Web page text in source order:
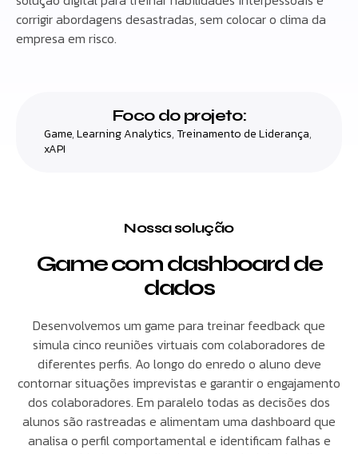
corrigir abordagens desastradas, sem colocar o clima da
empresa em risco.
Foco do projeto:
Game,Learning Analytics,Treinamento de Liderança,
xAPI
Nossa solução
Game com dashboard de
dados
Desenvolvemos um game para treinar feedback que
simula cinco reuniões virtuais com colaboradores de
diferentes perfis. Ao longo do enredo o aluno deve
contornar situações imprevistas e garantir o engajamento
dos colaboradores. Em paralelo todas as decisões dos
alunos são rastreadas e alimentam uma dashboard que
analisa o perfil comportamental e identificam falhas e